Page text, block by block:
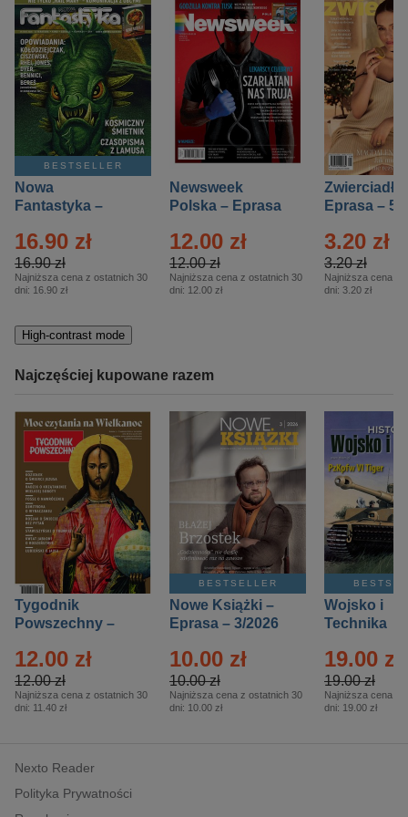
BESTSELLER
Nowa
Fantastyka –
16.90 zł
16.90 zł
Najniższa cena z ostatnich 30
dni: 16.90 zł
Newsweek
Polska – Eprasa
12.00 zł
12.00 zł
Najniższa cena z ostatnich 30
dni: 12.00 zł
Zwierciadło
Eprasa – 5/
3.20 zł
3.20 zł
Najniższa cena z
dni: 3.20 zł
High-contrast mode
Najczęściej kupowane razem
Tygodnik
Powszechny –
12.00 zł
12.00 zł
Najniższa cena z ostatnich 30
dni: 11.40 zł
BESTSELLER
Nowe Książki –
Eprasa – 3/2026
10.00 zł
10.00 zł
Najniższa cena z ostatnich 30
dni: 10.00 zł
Wojsko i
Technika
– 2/2026
19.00 zł
19.00 zł
Najniższa cena z
dni: 19.00 zł
Nexto Reader
Polityka Prywatności